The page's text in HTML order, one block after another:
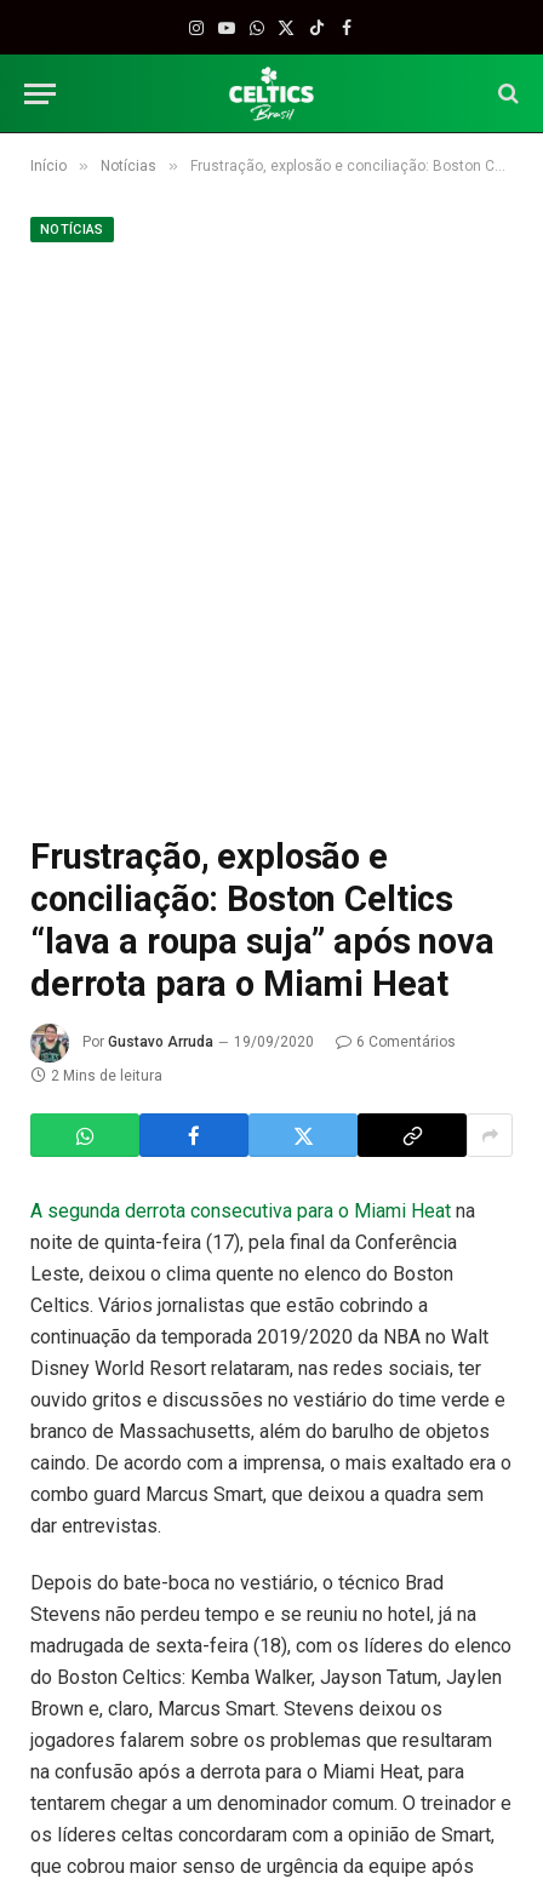
Instagram
YouTube
WhatsApp
X
TikTokFacebook
Início » Notícias » Frustração, explosão e conciliação: Boston Celtics “lava a roupa suja” após nova derrota para o Miami Heat
NOTÍCIAS
Frustração, explosão e
conciliação: Boston Celtics
“lava a roupa suja” após nova
derrota para o Miami Heat
Por Gustavo Arruda 19/09/2020
6 Comentários
2 Mins de leitura
A segunda derrota consecutiva para o Miami Heat na
noite de quinta-feira (17), pela final da Conferência
Leste, deixou o clima quente no elenco do Boston
Celtics. Vários jornalistas que estão cobrindo a
continuação da temporada 2019/2020 da NBA no Walt
Disney World Resort relataram, nas redes sociais, ter
ouvido gritos e discussões no vestiário do time verde e
branco de Massachusetts, além do barulho de objetos
caindo. De acordo com a imprensa, o mais exaltado era o
combo guard Marcus Smart, que deixou a quadra sem
dar entrevistas.
Depois do bate-boca no vestiário, o técnico Brad
Stevens não perdeu tempo e se reuniu no hotel, já na
madrugada de sexta-feira (18), com os líderes do elenco
do Boston Celtics: Kemba Walker, Jayson Tatum, Jaylen
Brown e, claro, Marcus Smart. Stevens deixou os
jogadores falarem sobre os problemas que resultaram
na confusão após a derrota para o Miami Heat, para
tentarem chegar a um denominador comum. O treinador e
os líderes celtas concordaram com a opinião de Smart,
que cobrou maior senso de urgência da equipe após